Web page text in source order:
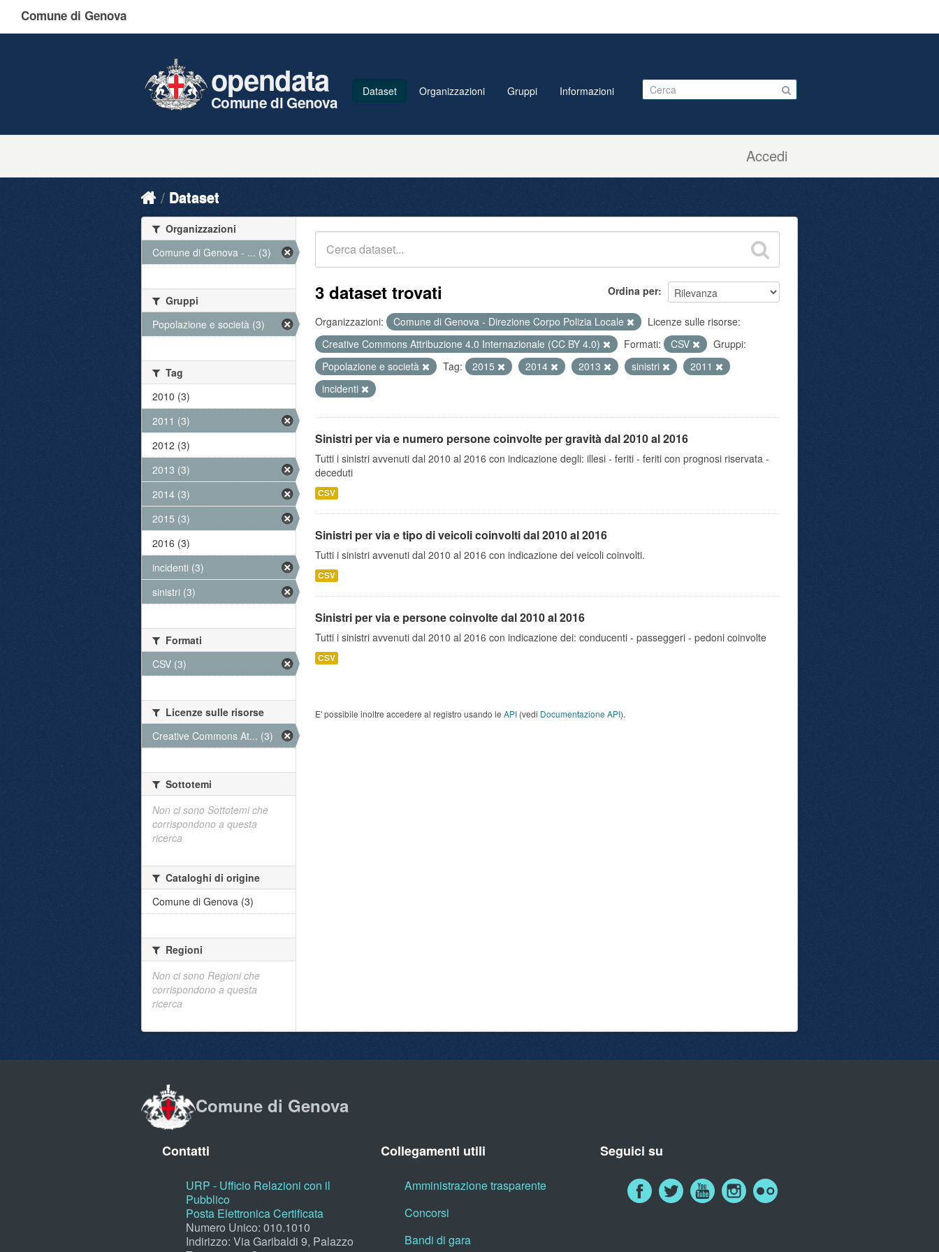
Comune di Genova
Accedi
opendata
Comune di Genova
Dataset Organizzazioni Gruppi Informazioni
Dataset
Ordina per
3 dataset trovati
Organizzazioni: Comune di Genova - Direzione Corpo Polizia Locale
Licenze sulle risorse:
Creative Commons Attribuzione 4.0 Internazionale (CC BY 4.0)
Formati: CSV
Gruppi:
Popolazione e società
Tag: 2015 2014 2013 sinistri
2011
incidenti
Sinistri per via e numero persone coinvolte per gravità dal 2010 al 2016
Tutti i sinistri avvenuti dal 2010 al 2016 con indicazione degli: illesi - feriti - feriti con prognosi riservata -
deceduti
CSV
Sinistri per via e tipo di veicoli coinvolti dal 2010 al 2016
Tutti i sinistri avvenuti dal 2010 al 2016 con indicazione dei veicoli coinvolti.
CSV
Sinistri per via e persone coinvolte dal 2010 al 2016
Tutti i sinistri avvenuti dal 2010 al 2016 con indicazione dei: conducenti - passeggeri - pedoni coinvolte
CSV
E' possibile inoltre accedere al registro usando le API (vedi Documentazione API).
Organizzazioni
Comune di Genova - ... (3)
Gruppi
Popolazione e società (3)
Tag
2010 (3)
2011 (3)
2012 (3)
2013 (3)
2014 (3)
2015 (3)
2016 (3)
incidenti (3)
sinistri (3)
Formati
CSV (3)
Licenze sulle risorse
Creative Commons At... (3)
Sottotemi
Non ci sono Sottotemi che
corrispondono a questa
ricerca
Cataloghi di origine
Comune di Genova (3)
Regioni
Non ci sono Regioni che
corrispondono a questa
ricerca
Comune di Genova
Contatti
URP - Ufficio Relazioni con il
Pubblico
Posta Elettronica Certificata
Numero Unico: 010.1010
Indirizzo: Via Garibaldi 9, Palazzo
Collegamenti utili
Amministrazione trasparente
Concorsi
Bandi di gara
Seguici su